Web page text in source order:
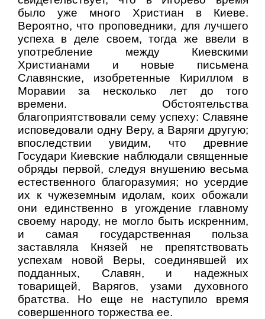
было уже много Христиан в Киеве.
Вероятно, что проповедники, для лучшего
успеха в деле своем, тогда же ввели в
употребление между Киевскими
Христианами и новые письмена
Славянские, изобретенные Кириллом в
Моравии за несколько лет до того
времени. Обстоятельства
благоприятствовали сему успеху: Славяне
исповедовали одну Веру, а Варяги другую;
впоследствии увидим, что древние
Государи Киевские наблюдали священные
обряды первой, следуя внушению весьма
естественного благоразумия; но усердие
их к чужеземным идолам, коих обожали
они единственно в угождение главному
своему народу, не могло быть искренним,
и самая государственная польза
заставляла Князей не препятствовать
успехам новой Веры, соединявшей их
подданных, Славян, и надежных
товарищей, Варягов, узами духовного
братства. Но еще не наступило время
совершенного торжества ее.